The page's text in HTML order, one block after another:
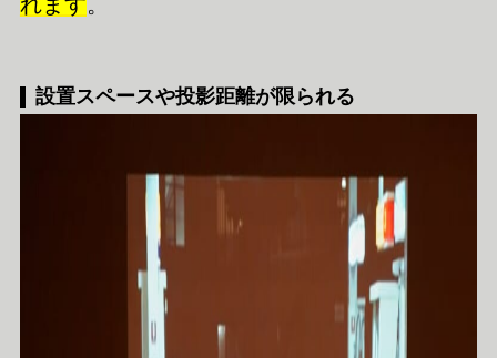
設置スペースや投影距離が限られる